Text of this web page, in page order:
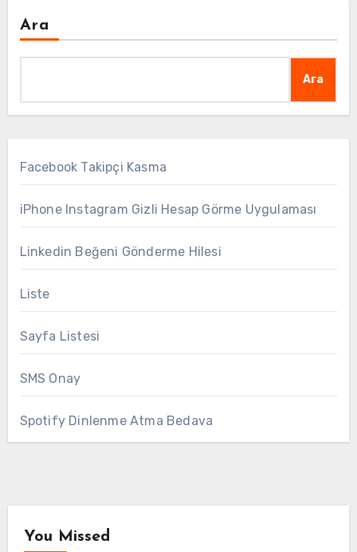
Ara
Ara
Facebook Takipçi Kasma
iPhone Instagram Gizli Hesap Görme Uygulaması
Linkedin Beğeni Gönderme Hilesi
Liste
Sayfa Listesi
SMS Onay
Spotify Dinlenme Atma Bedava
You Missed